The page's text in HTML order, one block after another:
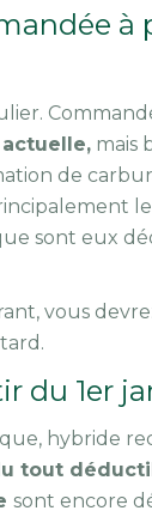
à
mais
de
sont eux
vous
du 1er
hybride
tout
sont encore